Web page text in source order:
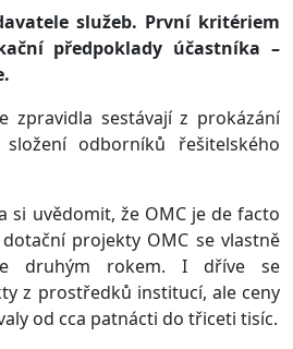
služeb. První kritériem
předpoklady účastníka –
zpravidla sestávají z prokázání
odborníků řešitelského
si uvědomit, že OMC je de facto
projekty OMC se vlastně
druhým rokem. I dříve se
z prostředků institucí, ale ceny
od cca patnácti do třiceti tisíc.